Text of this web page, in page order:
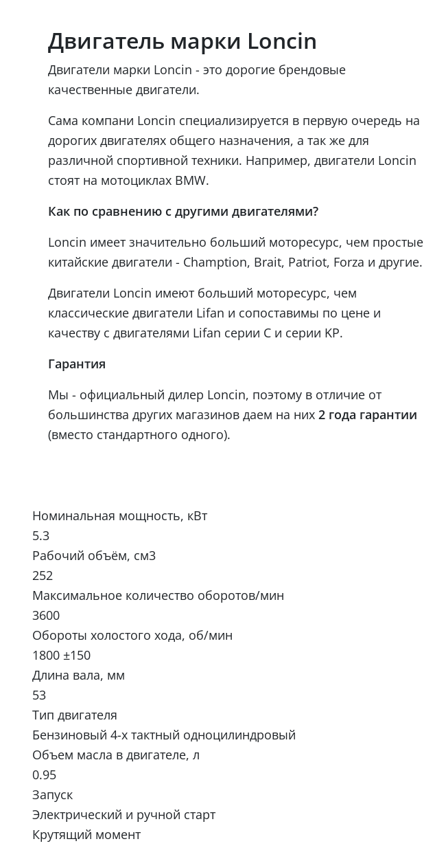
Двигатель марки Loncin
Двигатели марки Loncin - это дорогие брендовые
качественные двигатели.
Сама компани Loncin специализируется в первую очередь на
дорогих двигателях общего назначения, а так же для
различной спортивной техники. Например, двигатели Loncin
стоят на мотоциклах BMW.
Как по сравнению с другими двигателями?
Loncin имеет значительно больший моторесурс, чем простые
китайские двигатели - Chamption, Brait, Patriot, Forza и другие.
Двигатели Loncin имеют больший моторесурс, чем
классические двигатели Lifan и сопоставимы по цене и
качеству с двигателями Lifan серии C и серии KP.
Гарантия
Мы - официальный дилер Loncin, поэтому в отличие от
большинства других магазинов даем на них 2 года гарантии
(вместо стандартного одного).
Номинальная мощность, кВт
5.3
Рабочий объём, см3
252
Максимальное количество оборотов/мин
3600
Обороты холостого хода, об/мин
1800 ±150
Длина вала, мм
53
Тип двигателя
Бензиновый 4-х тактный одноцилиндровый
Объем масла в двигателе, л
0.95
Запуск
Электрический и ручной старт
Крутящий момент